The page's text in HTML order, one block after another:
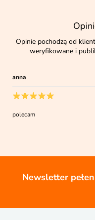
Opinie pochodzą od
weryfikowane i
anna
polecam
Newsletter